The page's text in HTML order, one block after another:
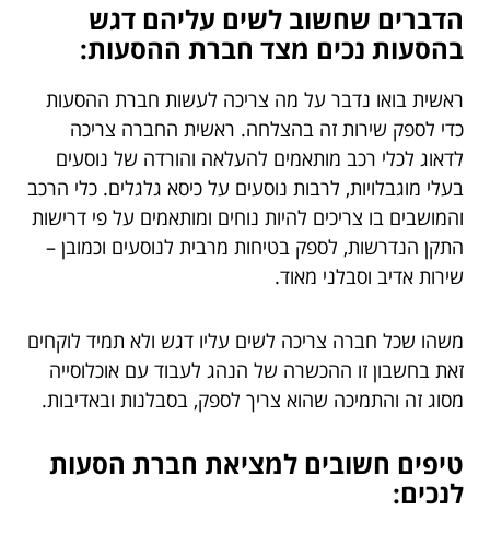
הדברים שחשוב לשים עליהם דגש
בהסעות נכים מצד חברת ההסעות:
ראשית בואו נדבר על מה צריכה לעשות חברת ההסעות
כדי לספק שירות זה בהצלחה. ראשית החברה צריכה
לדאוג לכלי רכב מותאמים להעלאה והורדה של נוסעים
בעלי מוגבלויות, לרבות נוסעים על כיסא גלגלים. כלי הרכב
והמושבים בו צריכים להיות נוחים ומותאמים על פי דרישות
התקן הנדרשות, לספק בטיחות מרבית לנוסעים וכמובן –
שירות אדיב וסבלני מאוד.
משהו שכל חברה צריכה לשים עליו דגש ולא תמיד לוקחים
זאת בחשבון זו ההכשרה של הנהג לעבוד עם אוכלוסייה
מסוג זה והתמיכה שהוא צריך לספק, בסבלנות ובאדיבות.
טיפים חשובים למציאת חברת הסעות
לנכים: